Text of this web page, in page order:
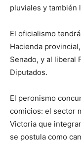
pluviales y también
El oficialismo
Hacienda
Senado, y al liberal
Diputados.
El peronismo
comicios: el sector
Victoria que
se postula como